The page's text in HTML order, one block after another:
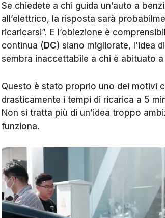
Se chiedete a chi guida un’auto a
all’elettrico, la risposta sarà
ricaricarsi”. E l’obiezione è
continua ( DC) siano migliorate, l’idea
sembra inaccettabile a chi è abituato
Questo è stato proprio uno dei motivi
drasticamente i tempi di ricarica a 5
Non si tratta più di un’idea troppo
funziona.